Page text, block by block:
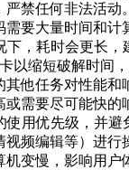
禁任何非法活动。
需要大量时间和计
下，耗时会更长，
以缩短破解时间
其他任务对性能和
或需要尽可能快的
使用优先级，并避
视频编辑等）进
机变慢，影响用户